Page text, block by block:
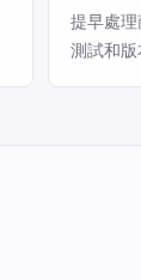
提早處理
測試和版